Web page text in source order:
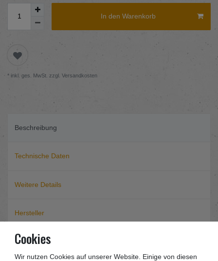
In den Warenkorb
* inkl. ges. MwSt. zzgl. Versandkosten
Beschreibung
Technische Daten
Weitere Details
Hersteller
EU-Verantwortlicher
Cookies
Wir nutzen Cookies auf unserer Website. Einige von diesen